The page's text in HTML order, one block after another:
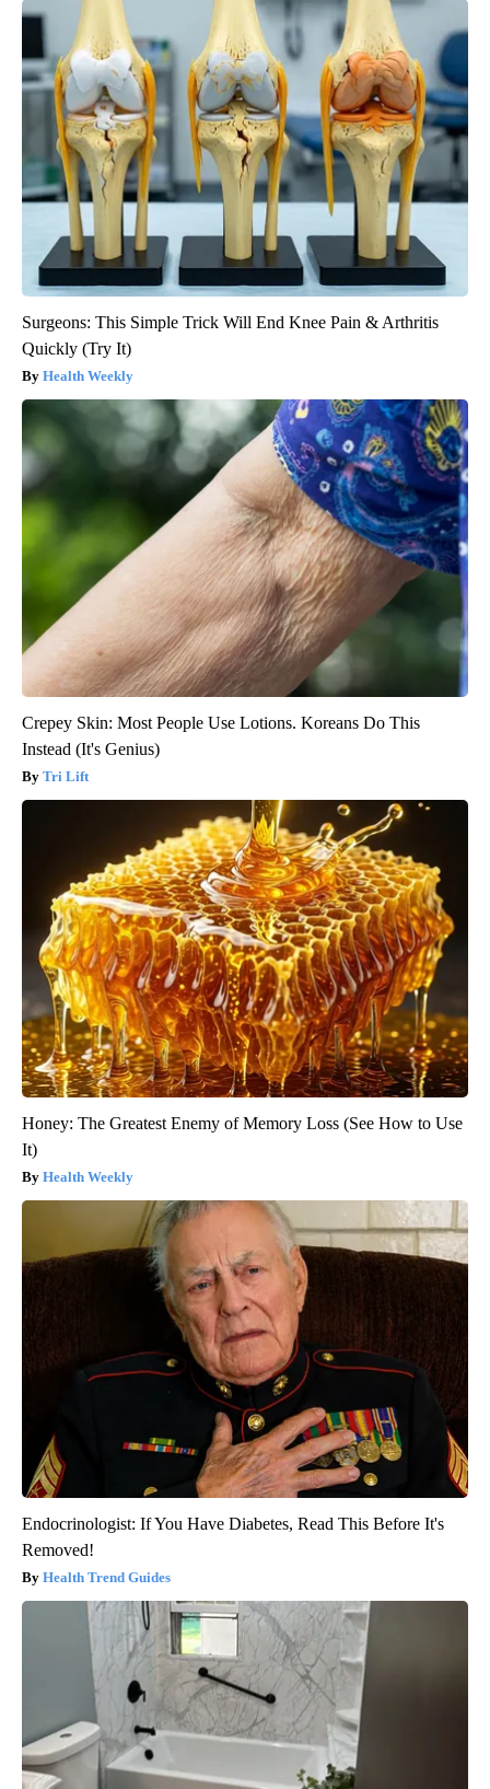
Surgeons: This Simple Trick Will End Knee Pain & Arthritis
Quickly (Try It)
Health Weekly
Crepey Skin: Most People Use Lotions. Koreans Do This
Instead (It's Genius)
Tri Lift
Honey: The Greatest Enemy of Memory Loss (See How to Use
It)
Health Weekly
Endocrinologist: If You Have Diabetes, Read This Before It's
Removed!
Health Trend Guides